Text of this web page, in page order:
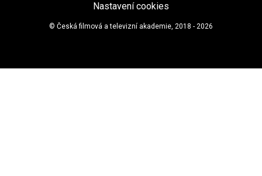
Nastavení cookies
© Česká filmová a televizní akademie, 2018 - 2026